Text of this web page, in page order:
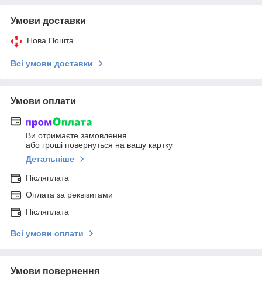
Умови доставки
Нова Пошта
Всі умови доставки
Умови оплати
Ви отримаєте замовлення
або гроші повернуться на вашу картку
Детальніше
Післяплата
Оплата за реквізитами
Післяплата
Всі умови оплати
Умови повернення